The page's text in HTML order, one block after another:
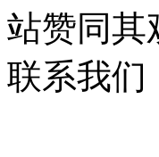
站赞同其
联系我们